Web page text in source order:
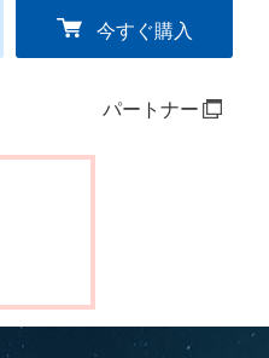
今すぐ購入
パートナー